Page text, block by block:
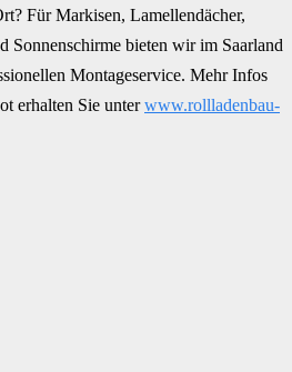
Für Markisen, Lamellendächer,
Sonnenschirme bieten wir im Saarland
Montageservice. Mehr Infos
erhalten Sie unterwww.rollladenbau-